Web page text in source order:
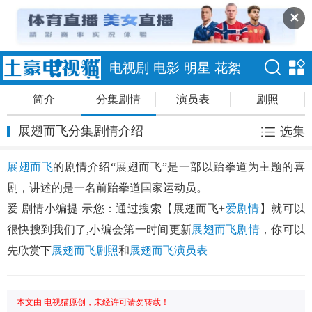
✕
电视剧 电影 明星 花絮
简介 分集剧情 演员表 剧照
展翅而飞分集剧情介绍 选集
展翅而飞的剧情介绍“展翅而飞”是一部以跆拳道为主题的喜
剧，讲述的是一名前跆拳道国家运动员。
爱 剧情小编提 示您：通过搜索【展翅而飞+爱剧情 】就可以
很快搜到我们了,小编会第一时间更新展翅而飞剧情 ，你可以
先欣赏下展翅而飞剧照和展翅而飞演员表
本文由 电视猫原创，未经许可请勿转载！